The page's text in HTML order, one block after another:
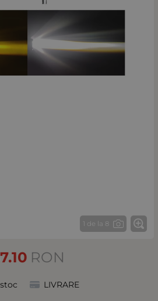
1 de la 8
RON
LIVRARE